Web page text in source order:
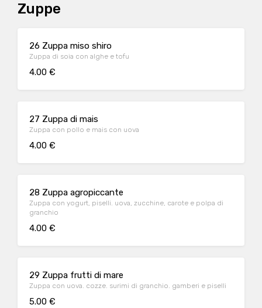
Zuppe
26 Zuppa miso shiro
Zuppa di soia con alghe e tofu
4.00 €
27 Zuppa di mais
Zuppa con pollo e mais con uova
4.00 €
28 Zuppa agropiccante
Zuppa con yogurt, piselli. uova, zucchine, carote e polpa di
granchio
4.00 €
29 Zuppa frutti di mare
Zuppa con uova. cozze. surimi di granchio. gamberi e piselli
5.00 €